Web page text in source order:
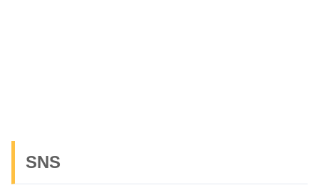
SNS